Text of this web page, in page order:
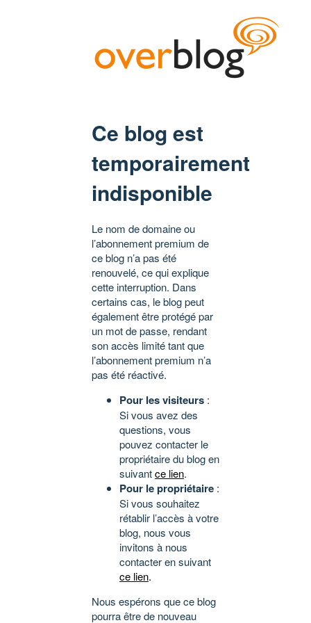
Ce blog est
temporairement
indisponible
Le nom de domaine ou
l’abonnement premium de
ce blog n’a pas été
renouvelé, ce qui explique
cette interruption. Dans
certains cas, le blog peut
également être protégé par
un mot de passe, rendant
son accès limité tant que
l’abonnement premium n’a
pas été réactivé.
Pour les visiteurs :
Si vous avez des
questions, vous
pouvez contacter le
propriétaire du blog en
suivantce lien.
Pour le propriétaire :
Si vous souhaitez
rétablir l’accès à votre
blog, nous vous
invitons à nous
contacter en suivant
ce lien.
Nous espérons que ce blog
pourra être de nouveau